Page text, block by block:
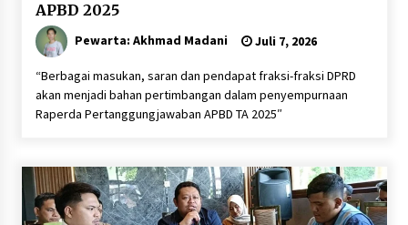
APBD 2025
Pewarta: Akhmad Madani Juli 7, 2026
“Berbagai masukan, saran dan pendapat fraksi-fraksi DPRD
akan menjadi bahan pertimbangan dalam penyempurnaan
Raperda Pertanggungjawaban APBD TA 2025″